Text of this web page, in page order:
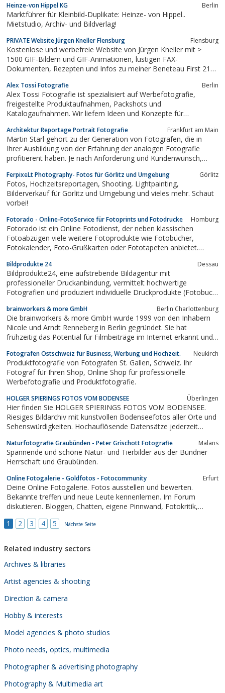
Digitalbild
Heinze-von Hippel KG Berlin
Marktführer für Kleinbild-Duplikate: Heinze- von Hippel..
Mietstudio, Archiv- und Bildverlag!
PRIVATE Website Jürgen Kneller Flensburg Flensburg
Kostenlose und werbefreie Website von Jürgen Kneller mit >
1500 GIF-Bildern und GIF-Animationen, lustigen FAX-
Dokumenten, Rezepten und Infos zu meiner Beneteau First 211.
Alex Tossi Fotografie Berlin
Alex Tossi Fotografie ist spezialisiert auf Werbefotografie,
freigestellte Produktaufnahmen, Packshots und
Katalogaufnahmen. Wir liefern Ideen und Konzepte für
Vorstellungen visuell um.Das großzügige, zentral gelegene Studio
mit Hohlkehle in Berlin -Kreuzberg erlaubt auch...
Architektur Reportage Portrait Fotografie Frankfurt am Main
Martin Starl gehört zu der Generation von Fotografen, die in
Ihrer Ausbildung von der Erfahrung der analogen Fotografie
profitierent haben. Je nach Anforderung und Kundenwunsch,
oder analog mit Kameras von Linhof, Hasselbad oder Nikon.
Ausserdem ist das Scannen in high...
FerpixeLt Photography- Fotos für Görlitz und Umgebung Görlitz
Fotos, Hochzeitsreportagen, Shooting, Lightpainting,
Bilderverkauf für Görlitz und Umgebung und vieles mehr. Schaut
vorbei!
Fotorado - Online-FotoService für Fotoprints und Fotodrucke Homburg
Fotorado ist ein Online Fotodienst, der neben klassischen
Fotoabzügen viele weitere Fotoprodukte wie Fotobücher,
Fotokalender, Foto-Grußkarten oder Fototapeten anbietet.
tätigen ohne zuvor eine spezielle Software herunterzuladen.
Ferner besteht die Möglichkeit ein...
Bildprodukte 24 Dessau
Bildprodukte24, eine aufstrebende Bildagentur mit
professioneller Druckanbindung, vermittelt hochwertige
Fotografien und produziert individuelle Druckprodukte (Fotobuch,
brainworkers & more GmbH Berlin Charlottenburg
Die brainworkers & more GmbH wurde 1999 von den Inhabern
Nicole und Arndt Renneberg in Berlin gegründet. Sie hat
frühzeitig das Potential für Filmbeiträge im Internet erkannt und
produzieren die brainworkers erfolgreich TV-, Werbe- und
Imagefilme, Werbespots,...
Fotografen Ostschweiz für Business, Werbung und Hochzeit. Neukirch
Produktfotografie von Fotografen St. Gallen, Schweiz. Ihr
Fotograf für Ihren Shop, Online Shop für professionelle
Werbefotografie und Produktfotografie.
HOLGER SPIERINGS FOTOS VOM BODENSEE Überlingen
Hier finden Sie HOLGER SPIERINGS FOTOS VOM BODENSEE.
Riesiges Bildarchiv mit kunstvollen Bodenseefotos aller Orte und
Sehenswürdigkeiten. Hochauflösende Datensätze jederzeit
Naturfotografie Graubünden - Peter Grischott Fotografie Malans
Spannende und schöne Natur- und Tierbilder aus der Bündner
Herrschaft und Graubünden.
Online Fotogalerie - Goldfotos - Fotocommunity Erfurt
Deine Online Fotogalerie. Fotos ausstellen und bewerten.
Bekannte treffen und neue Leute kennenlernen. Im Forum
diskutieren. Bloggen, Chatten, eigene Pinnwand, Fotokritik,
Upload-Beschränkung. Kurz anmelden und lange Spaß haben!
1 2 3 4 5 Nächste Seite
Related industry sectors
Archives & libraries
Artist agencies & shooting
Direction & camera
Hobby & interests
Model agencies & photo studios
Photo needs, optics, multimedia
Photographer & advertising photography
Photography & Multimedia art